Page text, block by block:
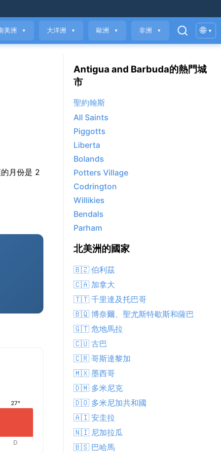
美洲 ▼ 大洋洲 ▼ 歐洲 ▼ 非洲 ▼ 🌐 ▾
月份是 2
27°
D
Antigua and Barbuda的熱門城
市
聖約翰斯
All Saints
Piggotts
Liberta
Bolands
Potters Village
Codrington
Willikies
Bendals
Parham
北美洲的國家
🇧🇿 伯利茲
🇨🇦 加拿大
🇹🇹 千里達及托巴哥
🇧🇶 博奈爾、聖尤斯特歇斯和薩巴
🇬🇹 危地馬拉
🇨🇺 古巴
🇨🇷 哥斯達黎加
🇲🇽 墨西哥
🇩🇲 多米尼克
🇩🇴 多米尼加共和國
🇦🇮 安圭拉
🇳🇮 尼加拉瓜
🇧🇸 巴哈馬